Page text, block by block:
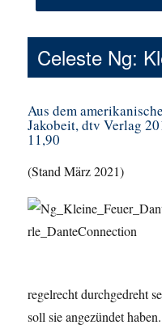
Celeste Ng:
Aus dem
Jakobeit, dtv Verlag
11,90
(Stand März 2021)
regelrecht durchgedreht
soll sie angezündet